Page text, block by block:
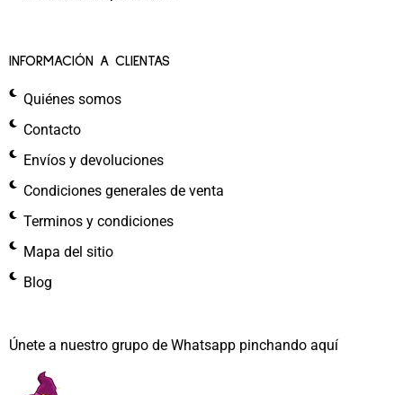
INFORMACIÓN A CLIENTAS
Quiénes somos
Contacto
Envíos y devoluciones
Condiciones generales de venta
Terminos y condiciones
Mapa del sitio
Blog
Únete a nuestro grupo de Whatsapp pinchando aquí​